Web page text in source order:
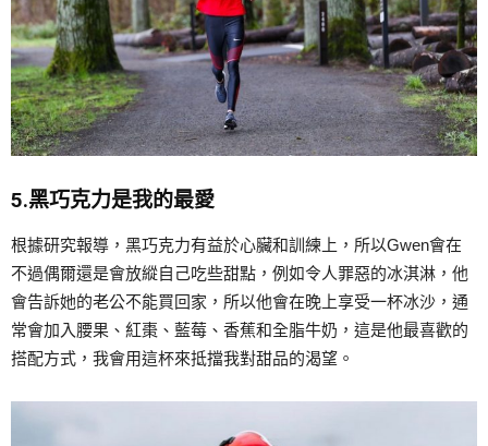
5.黑巧克力是我的最愛
根據研究報導，黑巧克力有益於心臟和訓練上，所以Gwen會在
不過偶爾還是會放縱自己吃些甜點，例如令人罪惡的冰淇淋，他
會告訴她的老公不能買回家，所以他會在晚上享受一杯冰沙，通
常會加入腰果、紅棗、藍莓、香蕉和全脂牛奶，這是他最喜歡的
搭配方式，我會用這杯來抵擋我對甜品的渴望。